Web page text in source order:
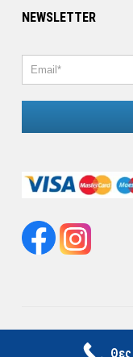
NEWSLETTER
© Copyright 2026. All